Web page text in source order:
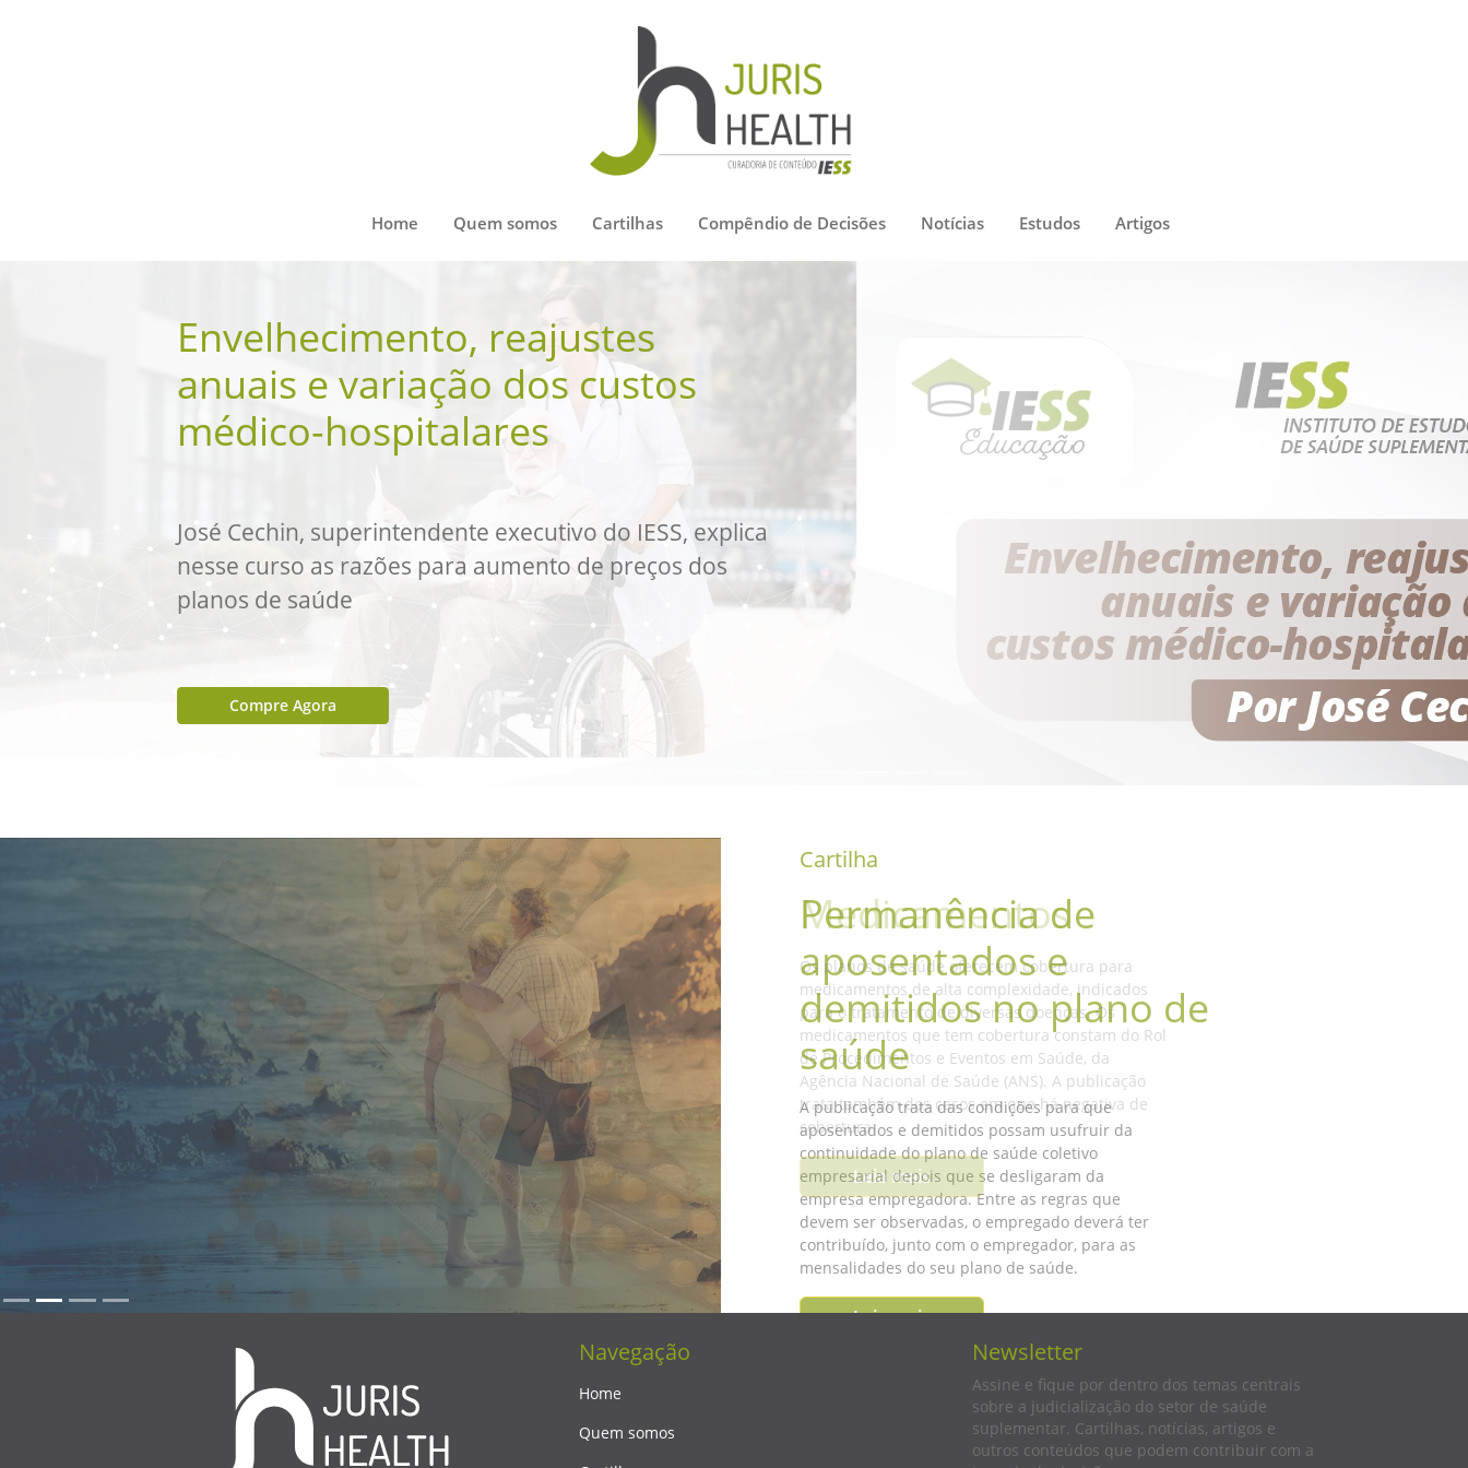
Home Quem somos Cartilhas Compêndio de Decisões Notícias Estudos Artigos
Envelhecimento, reajustes
anuais e variação dos custos
médico-hospitalares
José Cechin, superintendente executivo do IESS, explica
nesse curso as razões para aumento de preços dos
planos de saúde
Compre Agora
Cartilha
Medicamentos
Os planos de saúde oferecem cobertura para
medicamentos de alta complexidade, indicados
para o tratamento de diversas doenças. Os
medicamentos que tem cobertura constam do Rol
de Procedimentos e Eventos em Saúde, da
Agência Nacional de Saúde (ANS). A publicação
trata também dos casos em que há negativa de
cobertura.
Leia mais
Navegação
Home
Quem somos
Newsletter
Assine e fique por dentro dos temas centrais
sobre a judicialização do setor de saúde
suplementar. Cartilhas, notícias, artigos e
outros conteúdos que podem contribuir com a